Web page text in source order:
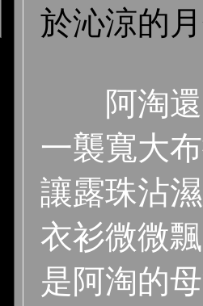
於沁涼的
阿淘還
一襲寬大
讓露珠沾
衣衫微微
是阿淘的